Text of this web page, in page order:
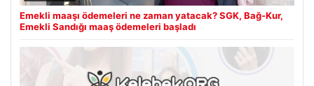
Emekli maaşı ödemeleri ne zaman yatacak? SGK, Bağ-Kur,
Emekli Sandığı maaş ödemeleri başladı